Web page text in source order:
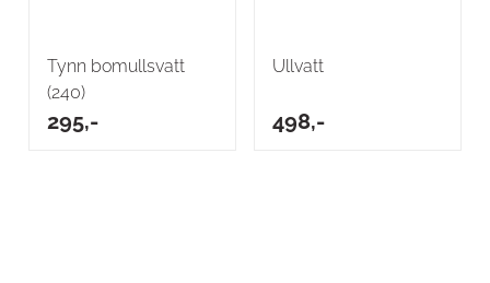
Tynn bomullsvatt
(240)
295,-
Ullvatt
498,-